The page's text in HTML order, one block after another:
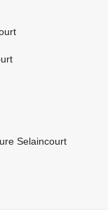
Selaincourt